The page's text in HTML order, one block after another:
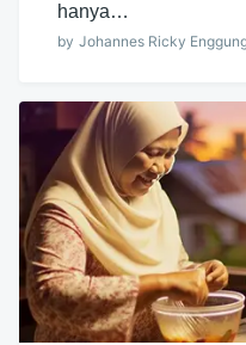
hanya…
by Johannes Ricky